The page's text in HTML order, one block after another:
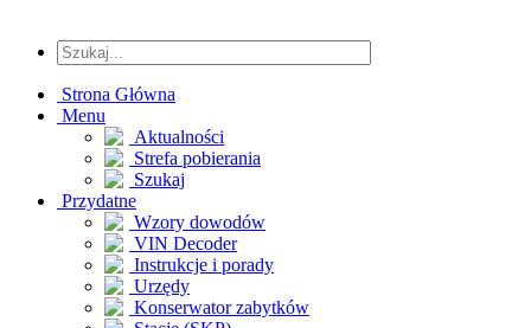
Strona Główna
Menu
Aktualności
Strefa pobierania
Szukaj
Przydatne
Wzory dowodów
VIN Decoder
Instrukcje i porady
Urzędy
Konserwator zabytków